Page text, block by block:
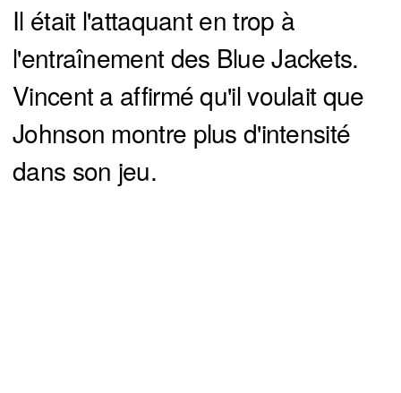
Il était l'attaquant en trop à
l'entraînement des Blue Jackets.
Vincent a affirmé qu'il voulait que
Johnson montre plus d'intensité
dans son jeu.